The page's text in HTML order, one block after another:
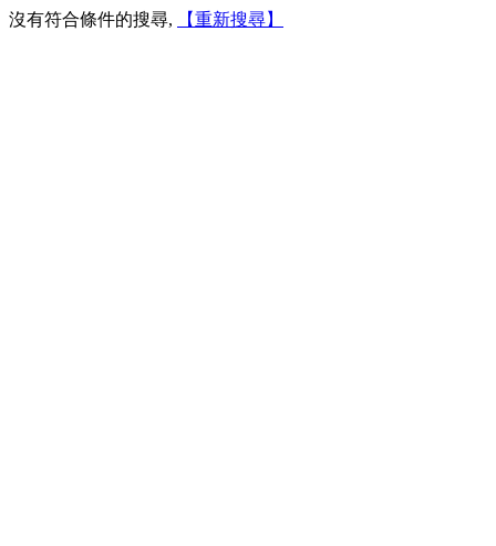
沒有符合條件的搜尋, 【重新搜尋】